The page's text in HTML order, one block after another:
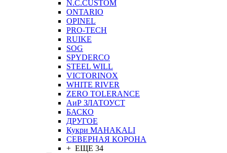
N.C.CUSTOM
ONTARIO
OPINEL
PRO-TECH
RUIKE
SOG
SPYDERCO
STEEL WILL
VICTORINOX
WHITE RIVER
ZERO TOLERANCE
АиР ЗЛАТОУСТ
БАСКО
ДРУГОЕ
Кукри MAHAKALI
СЕВЕРНАЯ КОРОНА
+ ЕЩЕ 34